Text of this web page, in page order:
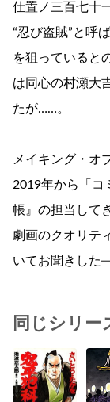
仕置ノ三百七十
“忍び盗賊”と呼
を狙っていると
は同心の村瀬大
たが……。
メイキング・オ
2019年から「コ
帳』の担当して
劇画のクオリテ
いてお聞きした
同じシリー